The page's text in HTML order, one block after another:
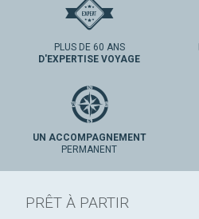
PLUS DE 60 ANS
D'EXPERTISE VOYAGE
UN ACCOMPAGNEMENT
PERMANENT
PRÊT À PARTIR